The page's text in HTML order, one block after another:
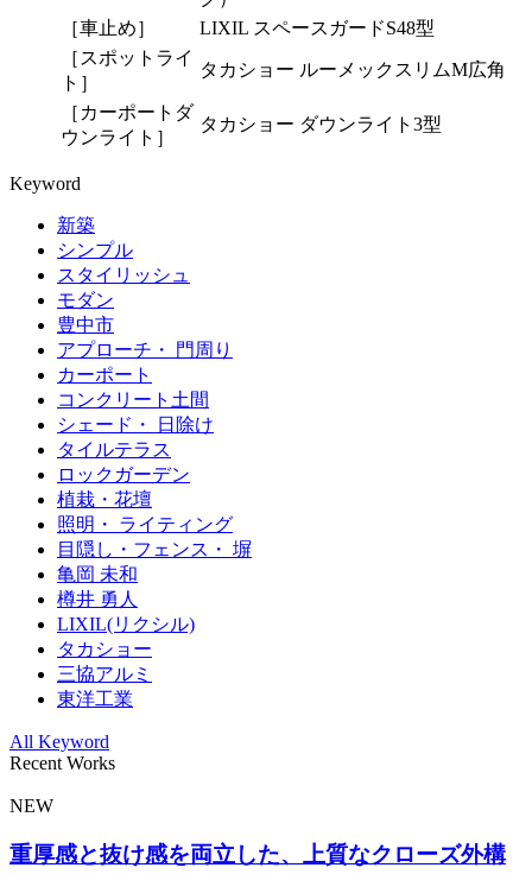
［車止め］
LIXIL スペースガードS48型
［スポットライ
ト］
タカショー ルーメックスリムM広角
［カーポートダ
ウンライト］
タカショー ダウンライト3型
Keyword
新築
シンプル
スタイリッシュ
モダン
豊中市
アプローチ・ 門周り
カーポート
コンクリート土間
シェード・ 日除け
タイルテラス
ロックガーデン
植栽・花壇
照明・ ライティング
目隠し・フェンス・ 塀
亀岡 未和
樽井 勇人
LIXIL(リクシル)
タカショー
三協アルミ
東洋工業
All Keyword
Recent Works
NEW
重厚感と抜け感を両立した、上質なクローズ外構